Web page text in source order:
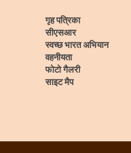
गृह पत्रिका
सीएसआर
स्वच्छ भारत अभियान
वहनीयता
फोटो गैलरी
साइट मैप